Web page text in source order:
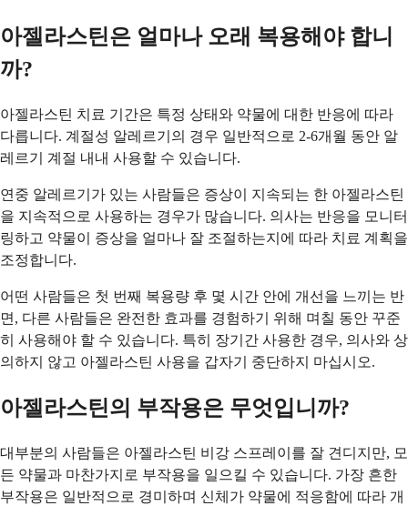
아젤라스틴은 얼마나 오래 복용해야 합니
까?
아젤라스틴 치료 기간은 특정 상태와 약물에 대한 반응에 따라
다릅니다. 계절성 알레르기의 경우 일반적으로 2-6개월 동안 알
레르기 계절 내내 사용할 수 있습니다.
연중 알레르기가 있는 사람들은 증상이 지속되는 한 아젤라스틴
을 지속적으로 사용하는 경우가 많습니다. 의사는 반응을 모니터
링하고 약물이 증상을 얼마나 잘 조절하는지에 따라 치료 계획을
조정합니다.
어떤 사람들은 첫 번째 복용량 후 몇 시간 안에 개선을 느끼는 반
면, 다른 사람들은 완전한 효과를 경험하기 위해 며칠 동안 꾸준
히 사용해야 할 수 있습니다. 특히 장기간 사용한 경우, 의사와 상
의하지 않고 아젤라스틴 사용을 갑자기 중단하지 마십시오.
아젤라스틴의 부작용은 무엇입니까?
대부분의 사람들은 아젤라스틴 비강 스프레이를 잘 견디지만, 모
든 약물과 마찬가지로 부작용을 일으킬 수 있습니다. 가장 흔한
부작용은 일반적으로 경미하며 신체가 약물에 적응함에 따라 개